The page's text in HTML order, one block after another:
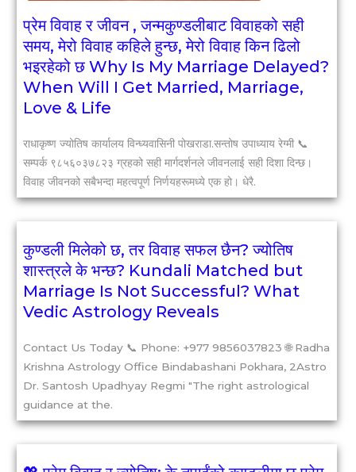
प्रेम विवाह र जीवन , जन्मकुण्डलीबाट विवाहको सही
समय, मेरो विवाह कहिले हुन्छ, मेरो विवाह किन ढिलो
भइरहेको छ Why Is My Marriage Delayed?
When Will I Get Married, Marriage,
Love & Life
राधाकृष्ण ज्योतिष कार्यालय विन्ध्यवासिनी पोखराडा.सन्तोष उपाध्याय रेग्मी 📞
सम्पर्क ९८५६०३७८२३ ग्रहको सही मार्गदर्शनले जीवनलाई सही दिशा दिन्छ।
विवाह जीवनको सबैभन्दा महत्वपूर्ण निर्णयहरूमध्ये एक हो। धेरै.
कुण्डली मिलेको छ, तर विवाह सफल छैन? ज्योतिष
शास्त्रले के भन्छ? Kundali Matched but
Marriage Is Not Successful? What
Vedic Astrology Reveals
Contact Us Today 📞 Phone: +977 9856037823 🌐 Radha
Krishna Astrology Office Bindabashani Pokhara, 2Astro
Dr. Santosh Upadhyay Regmi "The right astrological
guidance at the.